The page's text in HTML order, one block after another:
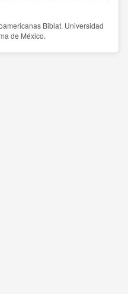
Biblat. Universidad
de México.